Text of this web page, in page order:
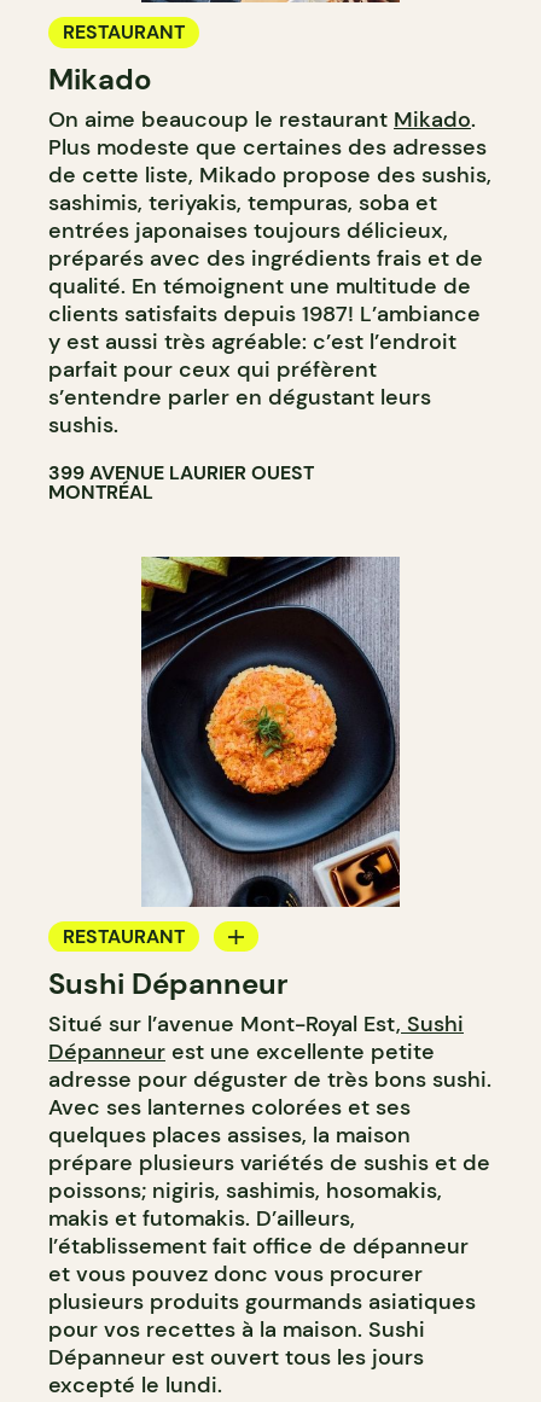
RESTAURANT
Mikado
On aime beaucoup le restaurant Mikado.
Plus modeste que certaines des adresses
de cette liste, Mikado propose des sushis,
sashimis, teriyakis, tempuras, soba et
entrées japonaises toujours délicieux,
préparés avec des ingrédients frais et de
qualité. En témoignent une multitude de
clients satisfaits depuis 1987! L’ambiance
y est aussi très agréable: c’est l’endroit
parfait pour ceux qui préfèrent
s’entendre parler en dégustant leurs
sushis.
399 AVENUE LAURIER OUEST
MONTRÉAL
RESTAURANT
ÉPICERIE / DEP
COMPTOIR
Sushi Dépanneur
Situé sur l’avenue Mont-Royal Est, Sushi
Dépanneur est une excellente petite
adresse pour déguster de très bons sushi.
Avec ses lanternes colorées et ses
quelques places assises, la maison
prépare plusieurs variétés de sushis et de
poissons; nigiris, sashimis, hosomakis,
makis et futomakis. D’ailleurs,
l’établissement fait office de dépanneur
et vous pouvez donc vous procurer
plusieurs produits gourmands asiatiques
pour vos recettes à la maison. Sushi
Dépanneur est ouvert tous les jours
excepté le lundi.